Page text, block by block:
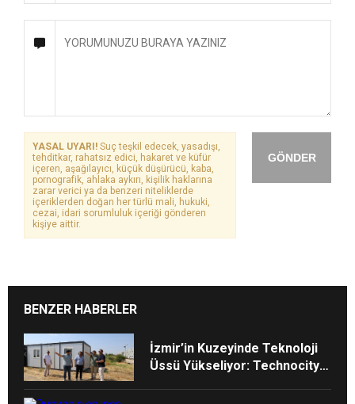
GÖNDER
YASAL UYARI! Suç teşkil edecek, yasadışı,
tehditkar, rahatsız edici, hakaret ve küfür
içeren, aşağılayıcı, küçük düşürücü, kaba,
pornografik, ahlaka aykırı, kişilik haklarına
zarar verici ya da benzeri niteliklerde
içeriklerden doğan her türlü mali, hukuki,
cezai, idari sorumluluk içeriği gönderen
kişiye aittir.
BENZER HABERLER
İzmir’in Kuzeyinde Teknoloji
Üssü Yükseliyor: Technocity